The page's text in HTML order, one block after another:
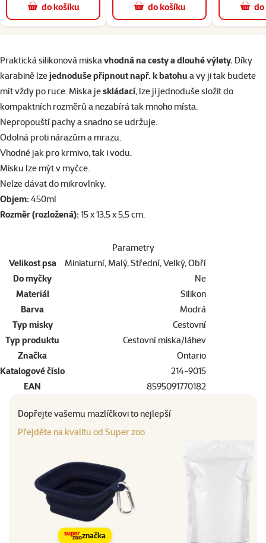
do košíku do košíku
superzoo.product.detail.content
Praktická silikonová miskavhodná na cesty a dlouhé výlety. Díky
karabině lzejednoduše připnout např. k batohua vy ji tak budete
mít vždy po ruce. Miska jeskládací, lze ji jednoduše složit do
kompaktních rozměrů a nezabírá tak mnoho místa.
Nepropouští pachy a snadno se udržuje.
Odolná proti nárazům a mrazu.
Vhodné jak pro krmivo, tak i vodu.
Misku lze mýt v myčce.
Nelze dávat do mikrovlnky.
Objem: 450ml
Rozměr (rozložená): 15 x 13,5 x 5,5 cm.
Parametry
Velikost psa
Miniaturní, Malý, Střední, Velký, Obří
Do myčky
Ne
Materiál
Silikon
Barva
Modrá
Typ misky
Cestovní
Typ produktu
Cestovní miska/láhev
Značka
Ontario
Katalogové číslo
214-9015
EAN
8595091770182
Dopřejte vašemu mazlíčkovi to nejlepší
Přejděte na kvalitu od Super zoo
značka